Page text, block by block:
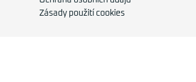
Zásady použití cookies